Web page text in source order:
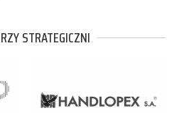
STRATEGICZNI